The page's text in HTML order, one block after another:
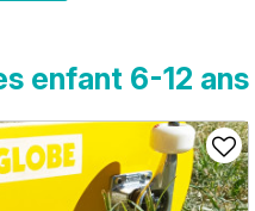
enfant 6-12 ans